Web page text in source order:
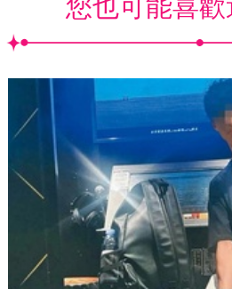
您也可能喜